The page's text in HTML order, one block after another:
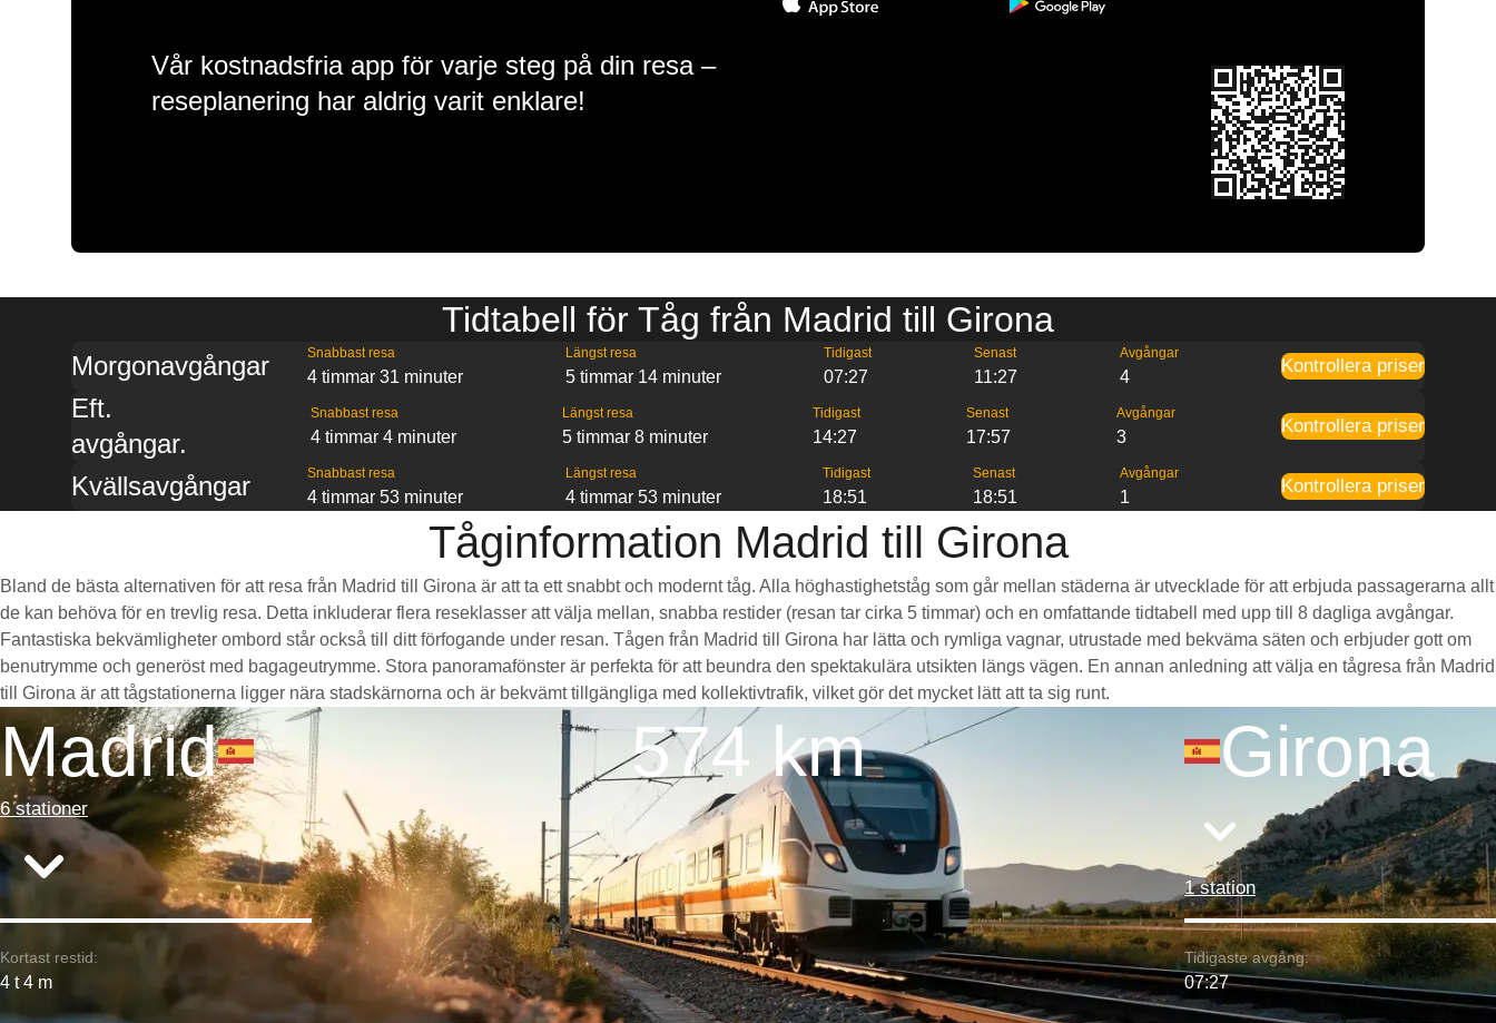
Vår kostnadsfria app för varje steg på din resa –
reseplanering har aldrig varit enklare!
Tidtabell för Tåg från Madrid till Girona
Morgonavgångar Snabbast resa
4 timmar 31 minuter
Längst resa
5 timmar 14 minuter
Tidigast
07:27
Senast
11:27
Avgångar
4
Kontrollera priser
Eft.
avgångar.
Snabbast resa
4 timmar 4 minuter
Längst resa
5 timmar 8 minuter
Tidigast
14:27
Senast
17:57
Avgångar
3
Kontrollera priser
Kvällsavgångar Snabbast resa
4 timmar 53 minuter
Längst resa
4 timmar 53 minuter
Tidigast
18:51
Senast
18:51
Avgångar
1
Kontrollera priser
Tåginformation Madrid till Girona
Bland de bästa alternativen för att resa från Madrid till Girona är att ta ett snabbt och modernt tåg. Alla höghastighetståg som går mellan städerna är utvecklade för att erbjuda passagerarna allt
de kan behöva för en trevlig resa. Detta inkluderar flera reseklasser att välja mellan, snabba restider (resan tar cirka 5 timmar) och en omfattande tidtabell med upp till 8 dagliga avgångar.
Fantastiska bekvämligheter ombord står också till ditt förfogande under resan. Tågen från Madrid till Girona har lätta och rymliga vagnar, utrustade med bekväma säten och erbjuder gott om
benutrymme och generöst med bagageutrymme. Stora panoramafönster är perfekta för att beundra den spektakulära utsikten längs vägen. En annan anledning att välja en tågresa från Madrid
till Girona är att tågstationerna ligger nära stadskärnorna och är bekvämt tillgängliga med kollektivtrafik, vilket gör det mycket lätt att ta sig runt.
Madrid
6 stationer
574 km Girona
1 station
Kortast restid:
4 t 4 m
Tidigaste avgång:
07:27